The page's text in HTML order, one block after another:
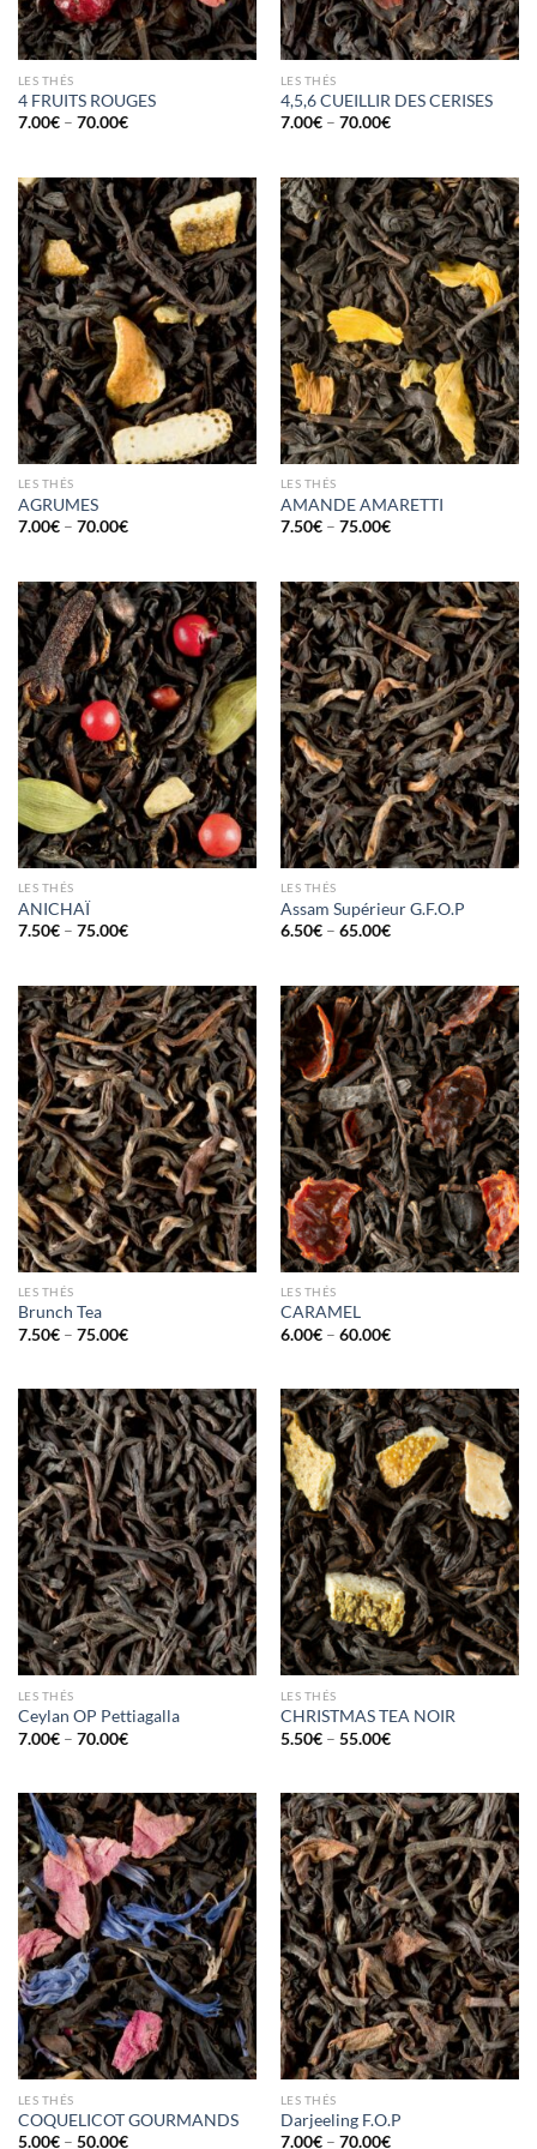
LES THÉS
4 FRUITS ROUGES
7.00€– 70.00€
LES THÉS
4,5,6 CUEILLIR DES CERISES
7.00€– 70.00€
LES THÉS
AGRUMES
7.00€– 70.00€
LES THÉS
AMANDE AMARETTI
7.50€– 75.00€
LES THÉS
ANICHAÏ
7.50€– 75.00€
LES THÉS
Assam Supérieur G.F.O.P
6.50€– 65.00€
LES THÉS
Brunch Tea
7.50€– 75.00€
LES THÉS
CARAMEL
6.00€– 60.00€
LES THÉS
Ceylan OP Pettiagalla
7.00€– 70.00€
LES THÉS
CHRISTMAS TEA NOIR
5.50€– 55.00€
LES THÉS
COQUELICOT GOURMANDS
5.00€– 50.00€
LES THÉS
Darjeeling F.O.P
7.00€– 70.00€